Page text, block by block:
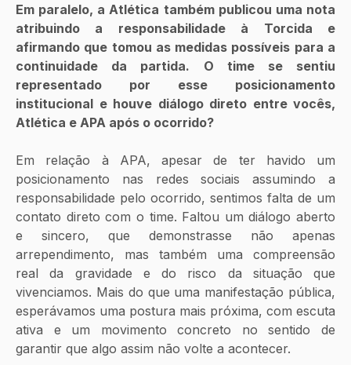
Em paralelo, a Atlética também publicou uma nota
atribuindo a responsabilidade à Torcida e
afirmando que tomou as medidas possíveis para a
continuidade da partida. O time se sentiu
representado por esse posicionamento
institucional e houve diálogo direto entre vocês,
Atlética e APA após o ocorrido?
Em relação à APA, apesar de ter havido um
posicionamento nas redes sociais assumindo a
responsabilidade pelo ocorrido, sentimos falta de um
contato direto com o time. Faltou um diálogo aberto
e sincero, que demonstrasse não apenas
arrependimento, mas também uma compreensão
real da gravidade e do risco da situação que
vivenciamos. Mais do que uma manifestação pública,
esperávamos uma postura mais próxima, com escuta
ativa e um movimento concreto no sentido de
garantir que algo assim não volte a acontecer.